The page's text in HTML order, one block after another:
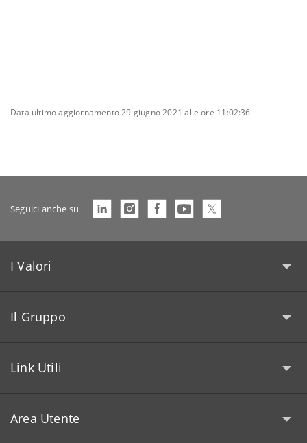
Data ultimo aggiornamento 29 giugno 2021 alle ore 11:02:36
Seguici anche su
I Valori
Il Gruppo
Link Utili
Area Utente